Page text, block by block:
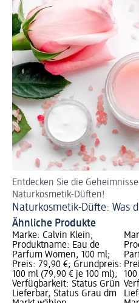
Entdecken Sie die
Naturkosmetik-Düften!
Naturkosmetik-Düfte: Was
Ähnliche Produkte
Marke: Calvin Klein;
Produktname: Eau de
Parfum Women, 100 ml;
Preis: 79,90 €; Grundpreis:
100 ml (79,90 € je 100 ml);
Verfügbarkeit: Status Grün
Lieferbar, Status Grau dm